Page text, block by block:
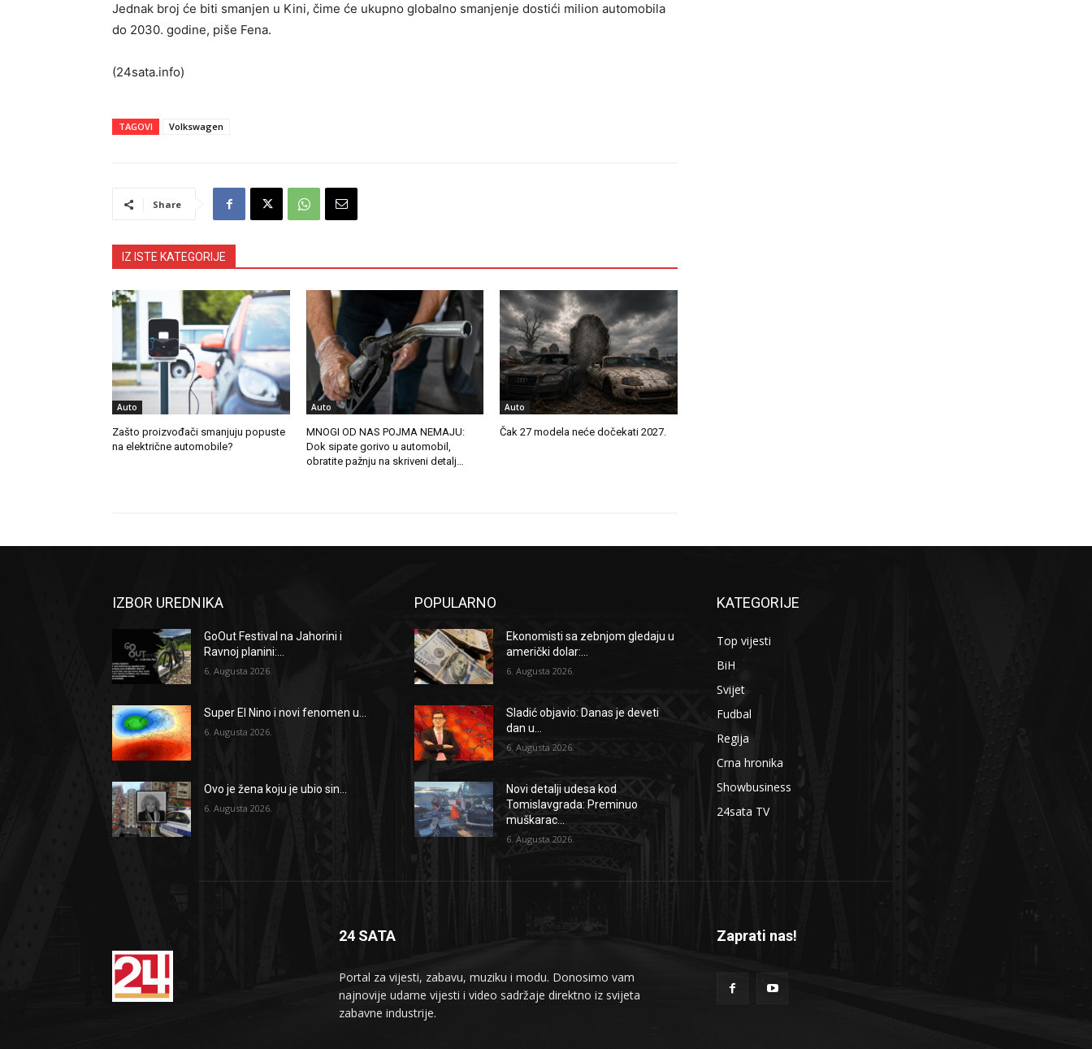
Jednak broj će biti smanjen u Kini, čime će ukupno globalno smanjenje dostići milion automobila
do 2030. godine, piše Fena.
(24sata.info)
TAGOVI Volkswagen
Share
IZ ISTE KATEGORIJE
Auto
Zašto proizvođači smanjuju popuste
na električne automobile?
Auto
MNOGI OD NAS POJMA NEMAJU:
Dok sipate gorivo u automobil,
obratite pažnju na skriveni detalj…
Auto
Čak 27 modela neće dočekati 2027.
IZBOR UREDNIKA
GoOut Festival na Jahorini i
Ravnoj planini:...
6. Augusta 2026.
Super El Nino i novi fenomen u...
6. Augusta 2026.
Ovo je žena koju je ubio sin...
6. Augusta 2026.
POPULARNO
Ekonomisti sa zebnjom gledaju u
američki dolar:...
6. Augusta 2026.
Sladić objavio: Danas je deveti
dan u...
6. Augusta 2026.
Novi detalji udesa kod
Tomislavgrada: Preminuo
muškarac...
6. Augusta 2026.
KATEGORIJE
Top vijesti
BiH
Svijet
Fudbal
Regija
Crna hronika
Showbusiness
24sata TV
24 SATA
Portal za vijesti, zabavu, muziku i modu. Donosimo vam
najnovije udarne vijesti i video sadržaje direktno iz svijeta
zabavne industrije.
Zaprati nas!